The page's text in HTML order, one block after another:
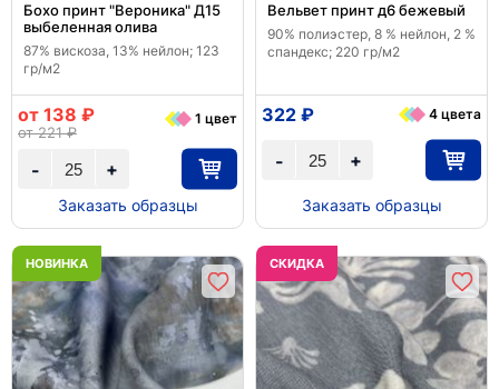
Бохо принт "Вероника" Д15
выбеленная олива
87% вискоза, 13% нейлон; 123
гр/м2
+
-
от 138 ₽
от 221 ₽
1 цвет
Заказать образцы
Вельвет принт д6 бежевый
90% полиэстер, 8 % нейлон, 2 %
спандекс; 220 гр/м2
+
-
322 ₽ 4 цвета
Заказать образцы
НОВИНКА CКИДКА